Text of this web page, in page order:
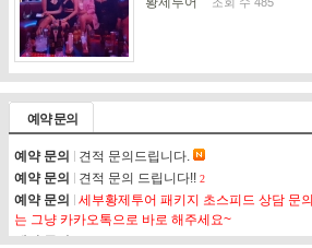
황제투어
조회 수 702
겨울 연말연시는 황투어 황...
예약 문의
예약 문의 견적 문의드립니다.
예약 문의 견적 문의 드립니다!! 2
예약 문의
세부황제투어 패키지 초스피드 상담 문의
는 그냥 카카오톡으로 바로 해주세요~
예약 문의 2명 여행 상담드려요